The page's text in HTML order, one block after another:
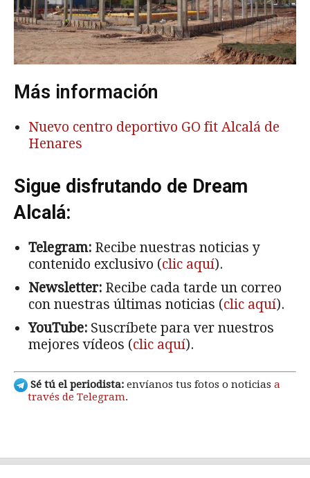
Más información
Nuevo centro deportivo GO fit Alcalá de
Henares
Sigue disfrutando de Dream
Alcalá:
Telegram: Recibe nuestras noticias y
contenido exclusivo (clic aquí).
Newsletter: Recibe cada tarde un correo
con nuestras últimas noticias (clic aquí).
YouTube: Suscríbete para ver nuestros
mejores vídeos (clic aquí).
Sé tú el periodista: envíanos tus fotos o noticias a
través de Telegram.